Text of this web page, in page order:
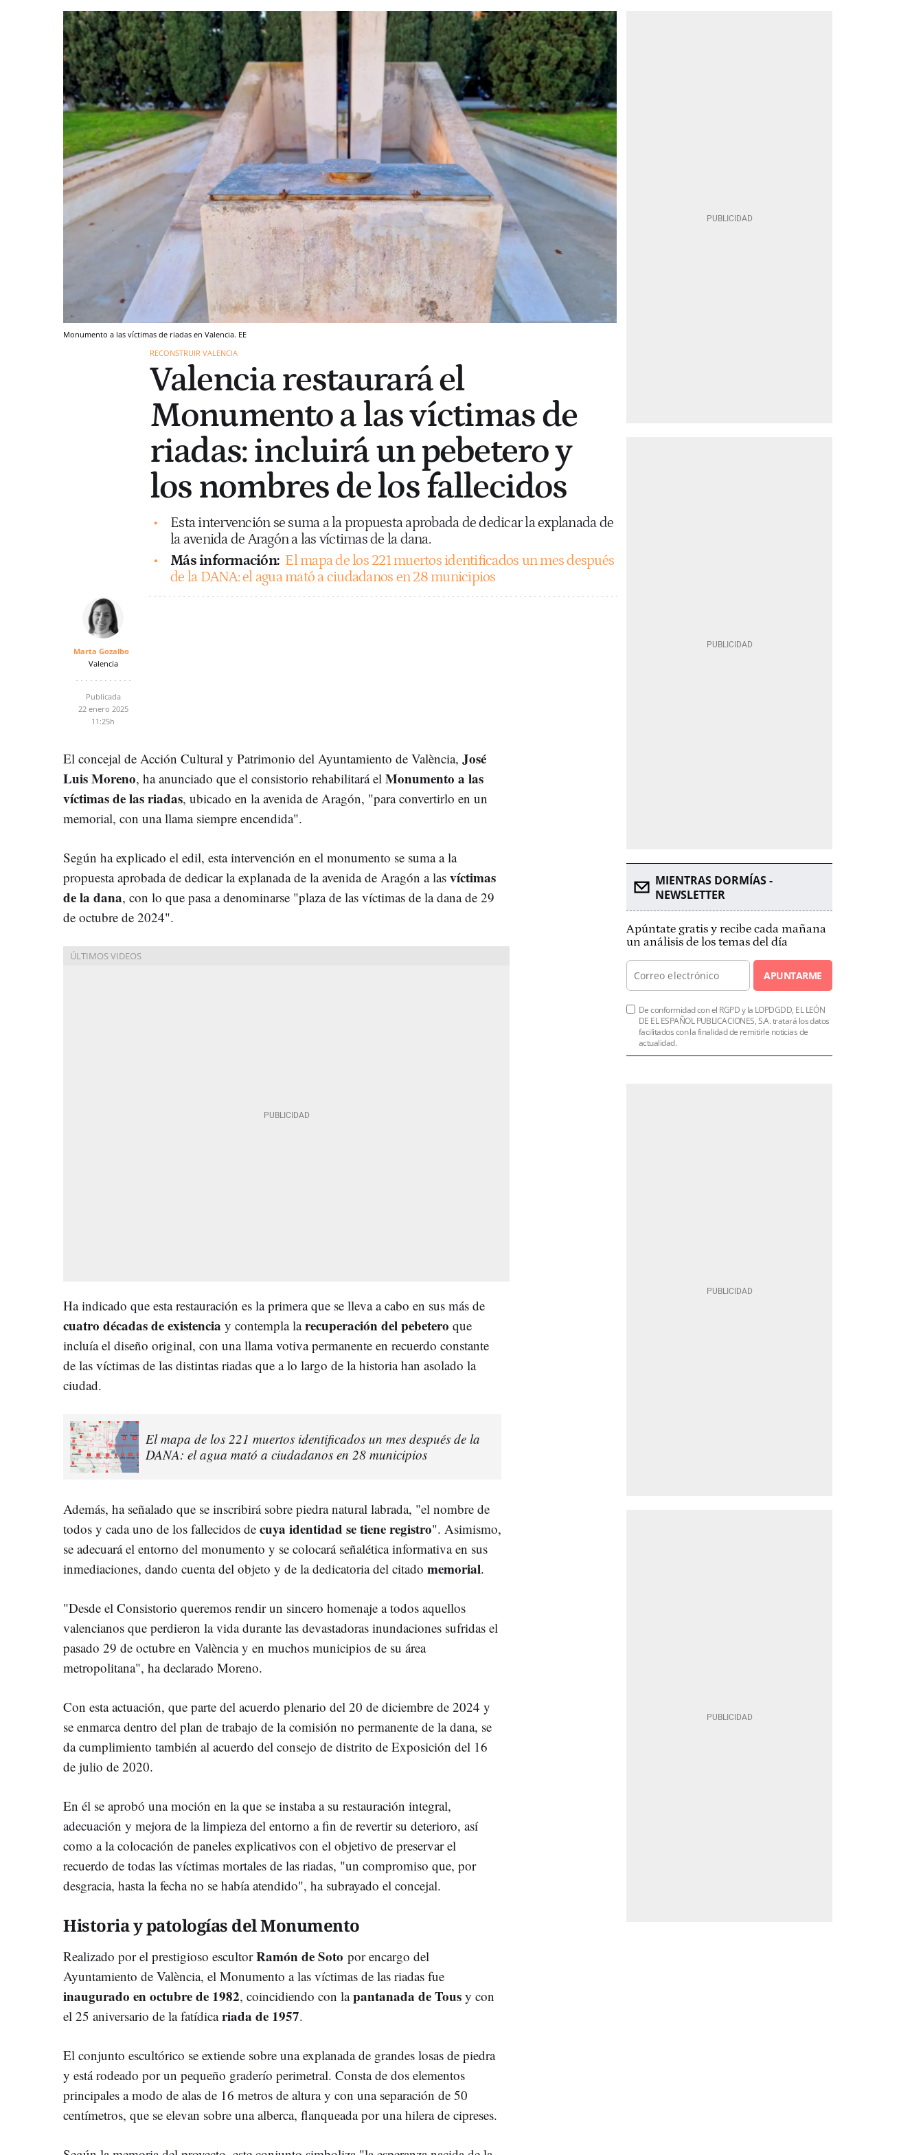
Monumento a las víctimas de riadas en Valencia. EE
RECONSTRUIR VALENCIA
Valencia restaurará el
Monumento a las víctimas de
riadas: incluirá un pebetero y
los nombres de los fallecidos
Esta intervención se suma a la propuesta aprobada de dedicar la explanada de
la avenida de Aragón a las víctimas de la dana.
Más información: El mapa de los 221 muertos identificados un mes después
de la DANA: el agua mató a ciudadanos en 28 municipios
Marta Gozalbo
Valencia
Publicada
22 enero 2025
11:25h
El concejal de Acción Cultural y Patrimonio del Ayuntamiento de València, José
Luis Moreno, ha anunciado que el consistorio rehabilitará el Monumento a las
víctimas de las riadas, ubicado en la avenida de Aragón, "para convertirlo en un
memorial, con una llama siempre encendida".
Según ha explicado el edil, esta intervención en el monumento se suma a la
propuesta aprobada de dedicar la explanada de la avenida de Aragón a las víctimas
de la dana, con lo que pasa a denominarse "plaza de las víctimas de la dana de 29
de octubre de 2024".
Ha indicado que esta restauración es la primera que se lleva a cabo en sus más de
cuatro décadas de existencia y contempla larecuperación del pebetero que
incluía el diseño original, con una llama votiva permanente en recuerdo constante
de las víctimas de las distintas riadas que a lo largo de la historia han asolado la
ciudad.
El mapa de los 221 muertos identificados un mes después de la
DANA: el agua mató a ciudadanos en 28 municipios
Además, ha señalado que se inscribirá sobre piedra natural labrada, "el nombre de
todos y cada uno de los fallecidos de cuya identidad se tiene registro". Asimismo,
se adecuará el entorno del monumento y se colocará señalética informativa en sus
inmediaciones, dando cuenta del objeto y de la dedicatoria del citado memorial.
"Desde el Consistorio queremos rendir un sincero homenaje a todos aquellos
valencianos que perdieron la vida durante las devastadoras inundaciones sufridas el
pasado 29 de octubre en València y en muchos municipios de su área
metropolitana", ha declarado Moreno.
Con esta actuación, que parte del acuerdo plenario del 20 de diciembre de 2024 y
se enmarca dentro del plan de trabajo de la comisión no permanente de la dana, se
da cumplimiento también al acuerdo del consejo de distrito de Exposición del 16
de julio de 2020.
En él se aprobó una moción en la que se instaba a su restauración integral,
adecuación y mejora de la limpieza del entorno a fin de revertir su deterioro, así
como a la colocación de paneles explicativos con el objetivo de preservar el
recuerdo de todas las víctimas mortales de las riadas, "un compromiso que, por
desgracia, hasta la fecha no se había atendido", ha subrayado el concejal.
Historia y patologías del Monumento
Realizado por el prestigioso escultorRamón de Soto por encargo del
Ayuntamiento de València, el Monumento a las víctimas de las riadas fue
inaugurado en octubre de 1982, coincidiendo con lapantanada de Tous y con
el 25 aniversario de la fatídicariada de 1957.
El conjunto escultórico se extiende sobre una explanada de grandes losas de piedra
y está rodeado por un pequeño graderío perimetral. Consta de dos elementos
principales a modo de alas de 16 metros de altura y con una separación de 50
centímetros, que se elevan sobre una alberca, flanqueada por una hilera de cipreses.
MIENTRAS DORMÍAS -
NEWSLETTER
Apúntate gratis y recibe cada mañana
un análisis de los temas del día
APUNTARME
De conformidad con el RGPD y la LOPDGDD, EL LEÓN
DE EL ESPAÑOL PUBLICACIONES, S.A. tratará los datos
facilitados con la finalidad de remitirle noticias de
actualidad.